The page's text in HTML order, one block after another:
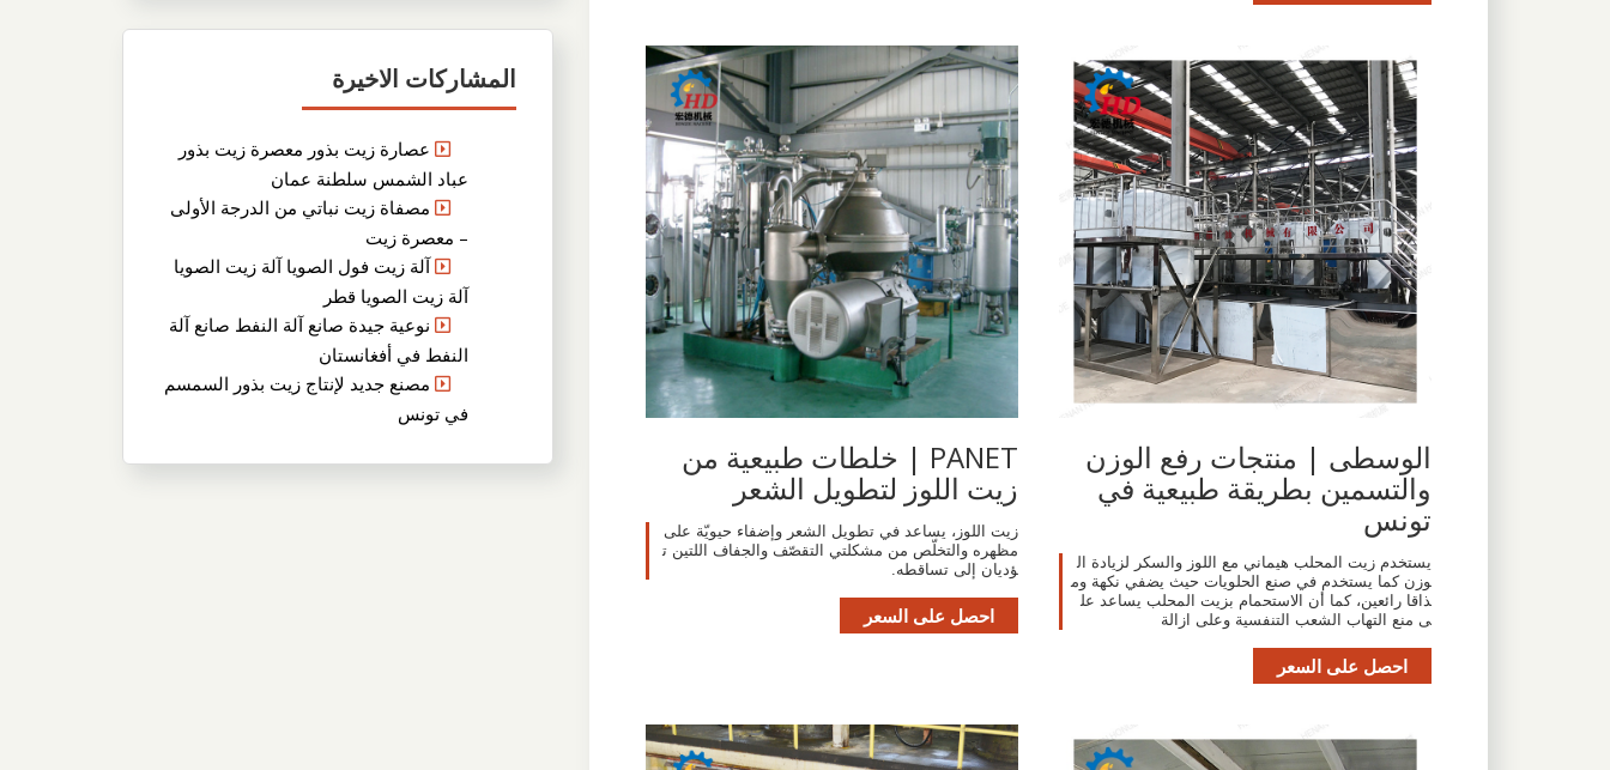
المشاركات الاخيرة
عصارة زيت بذور معصرة زيت بذور
عباد الشمس سلطنة عمان
مصفاة زيت نباتي من الدرجة الأولى
– معصرة زيت
آلة زيت فول الصويا آلة زيت الصويا
آلة زيت الصويا قطر
نوعية جيدة صانع آلة النفط صانع آلة
النفط في أفغانستان
مصنع جديد لإنتاج زيت بذور السمسم
في تونس
الوسطى | منتجات رفع الوزن
والتسمين بطريقة طبيعية في
تونس
يستخدم زيت المحلب هيماني مع اللوز والسكر لزيادة ال
وزن كما يستخدم في صنع الحلويات حيث يضفي نكهة وم
ذاقا رائعين، كما أن الاستحمام بزيت المحلب يساعد عل
ى منع التهاب الشعب التنفسية وعلى ازالة
احصل على السعر
PANET | خلطات طبيعية من
زيت اللوز لتطويل الشعر
زيت اللوز، يساعد في تطويل الشعر وإضفاء حيويّة على
مظهره والتخلّص من مشكلتي التقصّف والجفاف اللتين ت
ؤديان إلى تساقطه.
احصل على السعر